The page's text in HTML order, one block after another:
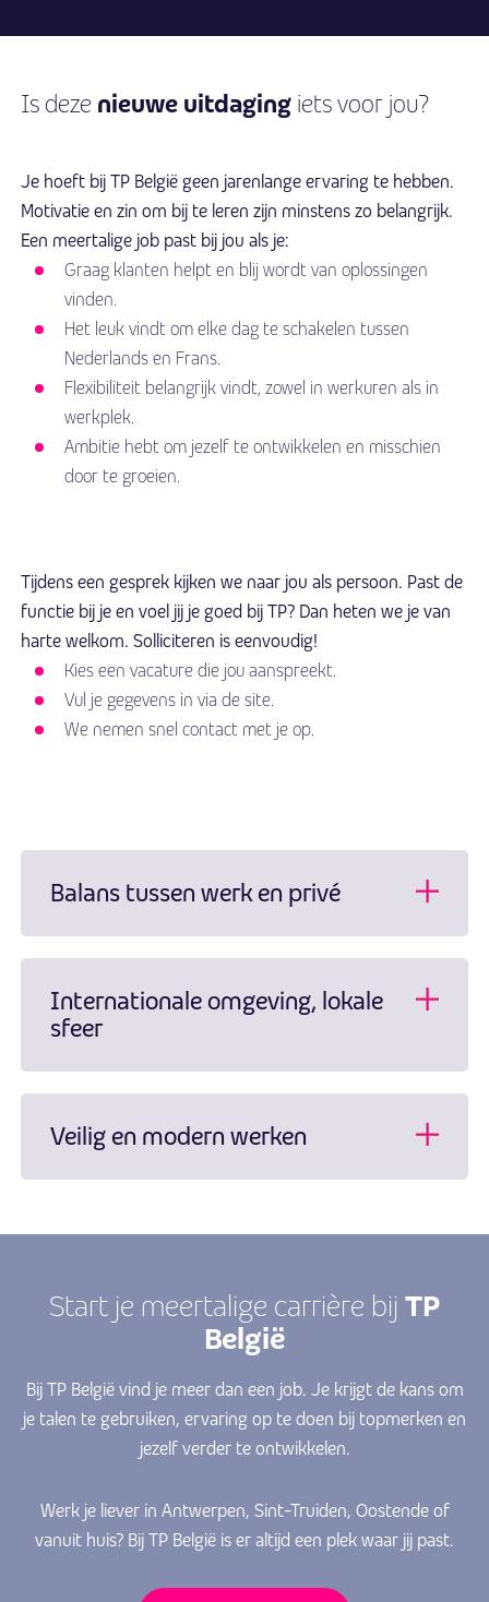
Is deze nieuwe uitdaging iets voor jou?
Je hoeft bij TP België geen jarenlange ervaring te hebben.
Motivatie en zin om bij te leren zijn minstens zo belangrijk.
Een meertalige job past bij jou als je:
Graag klanten helpt en blij wordt van oplossingen
vinden.
Het leuk vindt om elke dag te schakelen tussen
Nederlands en Frans.
Flexibiliteit belangrijk vindt, zowel in werkuren als in
werkplek.
Ambitie hebt om jezelf te ontwikkelen en misschien
door te groeien.
Tijdens een gesprek kijken we naar jou als persoon. Past de
functie bij je en voel jij je goed bij TP? Dan heten we je van
harte welkom. Solliciteren is eenvoudig!
Kies een vacature die jou aanspreekt.
Vul je gegevens in via de site.
We nemen snel contact met je op.
Balans tussen werk en privé
Internationale omgeving, lokale
sfeer
Veilig en modern werken
Start je meertalige carrière bij TP
België
Bij TP België vind je meer dan een job. Je krijgt de kans om
je talen te gebruiken, ervaring op te doen bij topmerken en
jezelf verder te ontwikkelen.
Werk je liever in Antwerpen, Sint-Truiden, Oostende of
vanuit huis? Bij TP België is er altijd een plek waar jij past.